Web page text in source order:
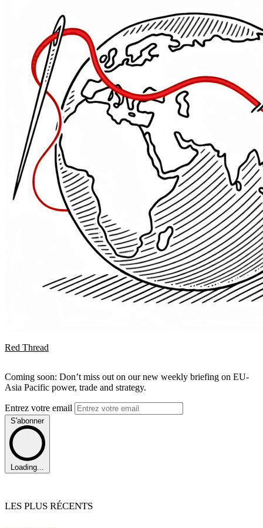
Red Thread
Coming soon: Don’t miss out on our new weekly briefing on EU-
Asia Pacific power, trade and strategy.
Entrez votre email
S'abonner
Loading...
LES PLUS RÉCENTS